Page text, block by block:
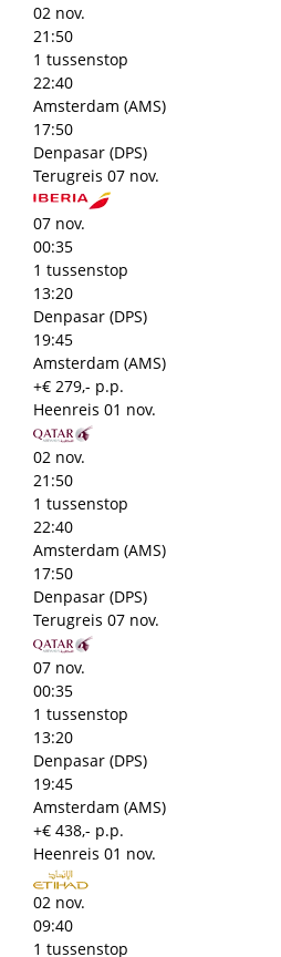
02 nov.
21:50
1 tussenstop
22:40
Amsterdam (AMS)
17:50
Denpasar (DPS)
Terugreis 07 nov.
07 nov.
00:35
1 tussenstop
13:20
Denpasar (DPS)
19:45
Amsterdam (AMS)
+€ 279,- p.p.
Heenreis 01 nov.
02 nov.
21:50
1 tussenstop
22:40
Amsterdam (AMS)
17:50
Denpasar (DPS)
Terugreis 07 nov.
07 nov.
00:35
1 tussenstop
13:20
Denpasar (DPS)
19:45
Amsterdam (AMS)
+€ 438,- p.p.
Heenreis 01 nov.
02 nov.
09:40
1 tussenstop